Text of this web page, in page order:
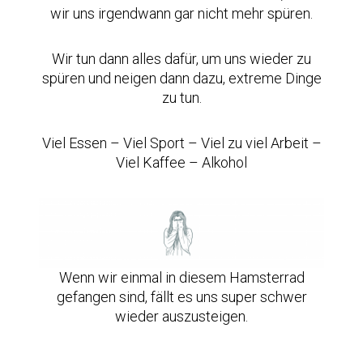
wir uns irgendwann gar nicht mehr spüren.
Wir tun dann alles dafür, um uns wieder zu
spüren und neigen dann dazu, extreme Dinge
zu tun.
Viel Essen – Viel Sport – Viel zu viel Arbeit –
Viel Kaffee – Alkohol
Wenn wir einmal in diesem Hamsterrad
gefangen sind, fällt es uns super schwer
wieder auszusteigen.